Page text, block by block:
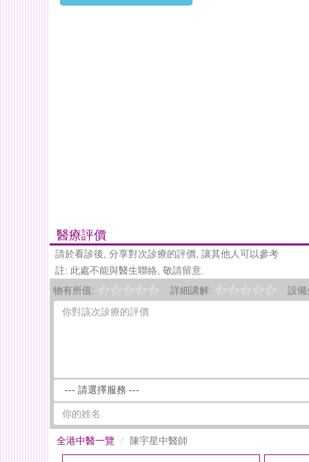
醫療評價
請於看診後, 分享對次診療的評價, 讓其他人可以參考
註: 此處不能與醫生聯絡, 敬請留意.
物有所值:
詳細講解: 設備
全港中醫一覽 陳宇星中醫師